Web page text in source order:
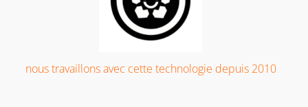
nous travaillons avec cette technologie depuis 2010